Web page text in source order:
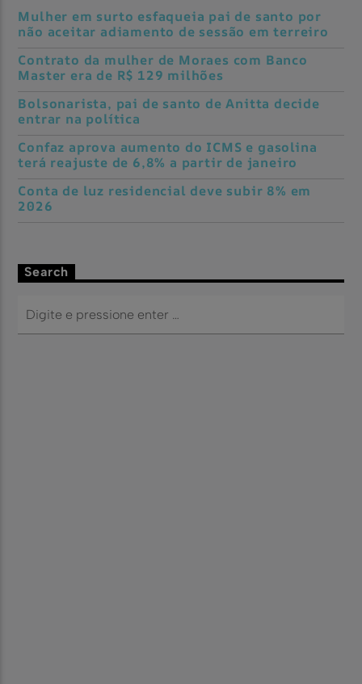
Mulher em surto esfaqueia pai de santo por
não aceitar adiamento de sessão em terreiro
Contrato da mulher de Moraes com Banco
Master era de R$ 129 milhões
Bolsonarista, pai de santo de Anitta decide
entrar na política
Confaz aprova aumento do ICMS e gasolina
terá reajuste de 6,8% a partir de janeiro
Conta de luz residencial deve subir 8% em
2026
Search